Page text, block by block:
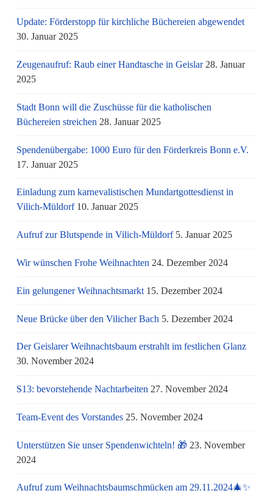
Update: Förderstopp für kirchliche Büchereien abgewendet
30. Januar 2025
Zeugenaufruf: Raub einer Handtasche in Geislar 28. Januar
2025
Stadt Bonn will die Zuschüsse für die katholischen
Büchereien streichen 28. Januar 2025
Spendenübergabe: 1000 Euro für den Förderkreis Bonn e.V.
17. Januar 2025
Einladung zum karnevalistischen Mundartgottesdienst in
Vilich-Müldorf 10. Januar 2025
Aufruf zur Blutspende in Vilich-Müldorf 5. Januar 2025
Wir wünschen Frohe Weihnachten 24. Dezember 2024
Ein gelungener Weihnachtsmarkt 15. Dezember 2024
Neue Brücke über den Vilicher Bach 5. Dezember 2024
Der Geislarer Weihnachtsbaum erstrahlt im festlichen Glanz
30. November 2024
S13: bevorstehende Nachtarbeiten 27. November 2024
Team-Event des Vorstandes 25. November 2024
Unterstützen Sie unser Spendenwichteln! 🎁 23. November
2024
Aufruf zum Weihnachtsbaumschmücken am 29.11.2024🎄✨